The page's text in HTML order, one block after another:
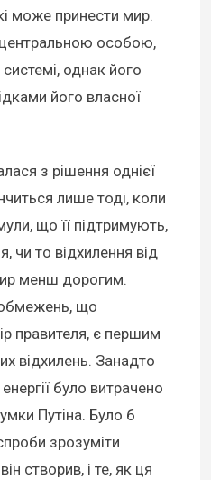
може принести мир.
центральною особою,
однак його
його власної
з рішення однієї
лише тоді, коли
що її підтримують,
чи то відхилення від
менш дорогим.
що
правителя, є першим
відхилень. Занадто
було витрачено
Путіна. Було б
зрозуміти
створив, і те, як ця